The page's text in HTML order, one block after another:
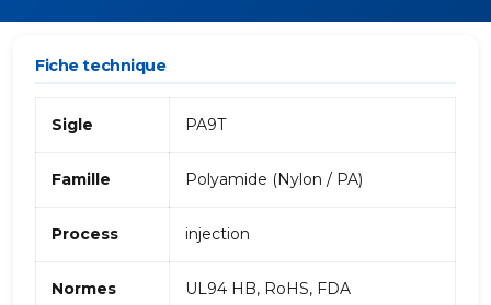
Fiche technique
Sigle PA9T
Famille Polyamide (Nylon / PA)
Process injection
Normes UL94 HB, RoHS, FDA